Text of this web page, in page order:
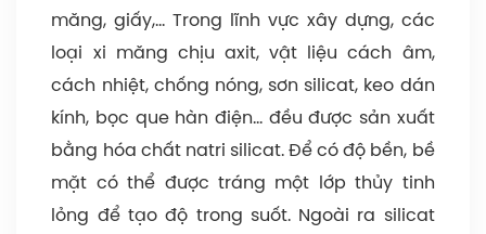
măng, giấy,… Trong lĩnh vực xây dựng, các
loại xi măng chịu axit, vật liệu cách âm,
cách nhiệt, chống nóng, sơn silicat, keo dán
kính, bọc que hàn điện… đều được sản xuất
bằng hóa chất natri silicat. Để có độ bền, bề
mặt có thể được tráng một lớp thủy tinh
lỏng để tạo độ trong suốt. Ngoài ra silicat